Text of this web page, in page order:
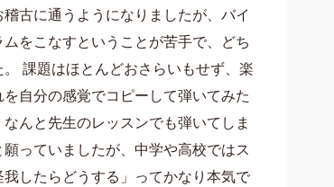
古に通うようになりましたが、 バイ
をこなすということが苦手で、どち
課題はほとんどおさらいもせず、楽
自分の感覚でコピーして弾いてみた
んと先生のレッスンでも弾いてしま
っていましたが、 中学や高校ではス
我したらどうする」ってかなり本気で